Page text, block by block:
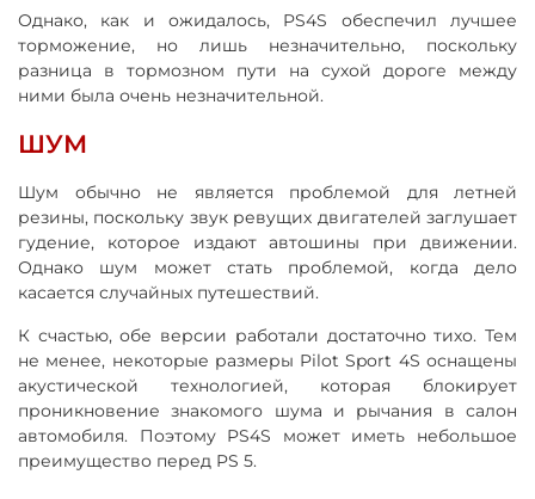
Однако, как и ожидалось, PS4S обеспечил лучшее
торможение, но лишь незначительно, поскольку
разница в тормозном пути на сухой дороге между
ними была очень незначительной.
ШУМ
Шум обычно не является проблемой для летней
резины, поскольку звук ревущих двигателей заглушает
гудение, которое издают автошины при движении.
Однако шум может стать проблемой, когда дело
касается случайных путешествий.
К счастью, обе версии работали достаточно тихо. Тем
не менее, некоторые размеры Pilot Sport 4S оснащены
акустической технологией, которая блокирует
проникновение знакомого шума и рычания в салон
автомобиля. Поэтому PS4S может иметь небольшое
преимущество перед PS 5.